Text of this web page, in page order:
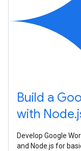
Build a
with
Develop Google
and Node.js for